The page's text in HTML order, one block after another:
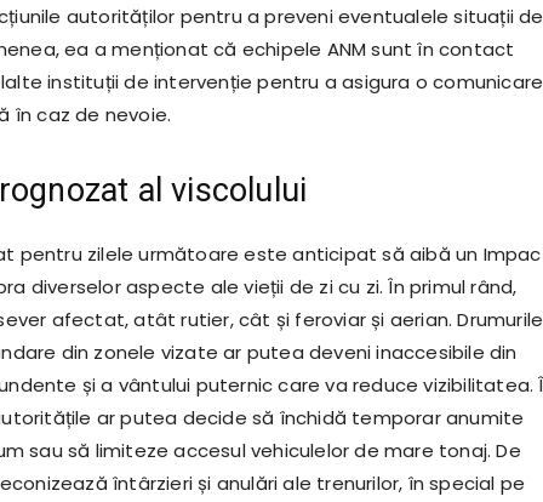
autorităților pentru a preveni eventualele situații de
ea a menționat că echipele ANM sunt în contact
instituții de intervenție pentru a asigura o comunicare
în caz de nevoie.
al viscolului
pentru zilele următoare este anticipat să aibă un
diverselor aspecte ale vieții de zi cu zi. În primul rând,
afectat, atât rutier, cât și feroviar și aerian. Drumurile
din zonele vizate ar putea deveni inaccesibile din
și a vântului puternic care va reduce vizibilitatea.
ar putea decide să închidă temporar anumite
sau să limiteze accesul vehiculelor de mare tonaj. De
întârzieri și anulări ale trenurilor, în special pe